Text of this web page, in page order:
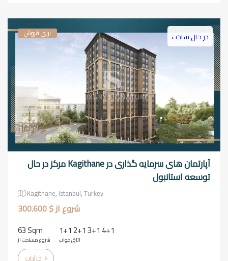
برای فروش در حال ساخت
آپارتمان های سرمایه گذاری در Kagithane مرکز در حال
توسعه استانبول
Kagithane, Istanbul, Turkey
شروع از $ 300.600
63 Sqm
شروع مساحت از
1+1 2+1 3+1 4+1
اتاق خواب